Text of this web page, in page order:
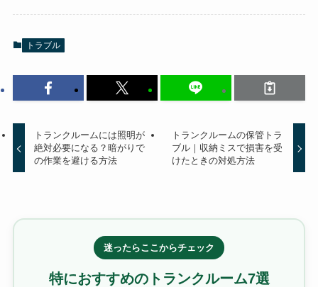
トラブル
トランクルームには照明が
絶対必要になる？暗がりで
の作業を避ける方法
トランクルームの保管トラ
ブル｜収納ミスで損害を受
けたときの対処方法
迷ったらここからチェック
特におすすめのトランクルーム7選